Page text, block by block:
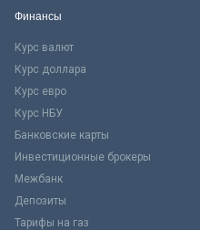
Финансы
Курс валют
Курс доллара
Курс евро
Курс НБУ
Банковские карты
Инвестиционные брокеры
Межбанк
Депозиты
Тарифы на газ